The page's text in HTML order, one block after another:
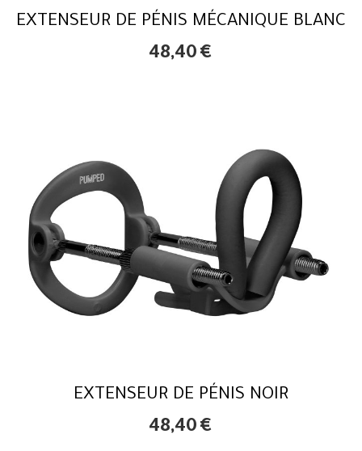
EXTENSEUR DE PÉNIS MÉCANIQUE BLANC
48,40 €
EXTENSEUR DE PÉNIS NOIR
48,40 €